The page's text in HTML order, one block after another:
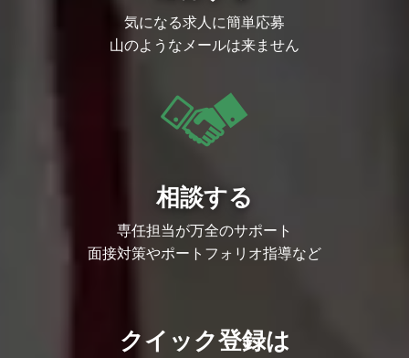
気になる求人に簡単応募
山のようなメールは来ません
相談する
専任担当が万全のサポート
面接対策やポートフォリオ指導など
クイック登録は